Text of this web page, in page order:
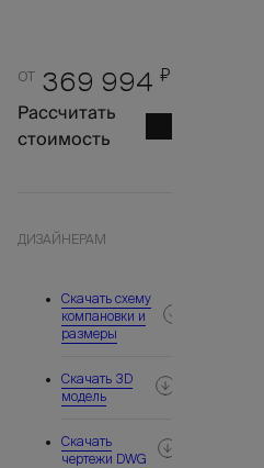
от 369 994 ₽
Рассчитать
стоимость
ДИЗАЙНЕРАМ
Скачать схему
компановки и
размеры
Скачать 3D
модель
Скачать
чертежи DWG